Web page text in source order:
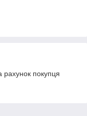
рахунок покупця